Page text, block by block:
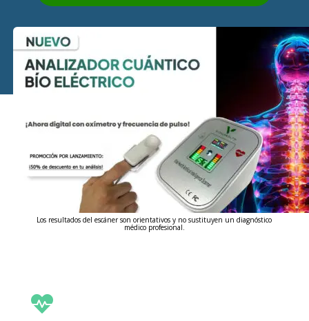
Los resultados del escáner son orientativos y no sustituyen un diagnóstico
médico profesional.
